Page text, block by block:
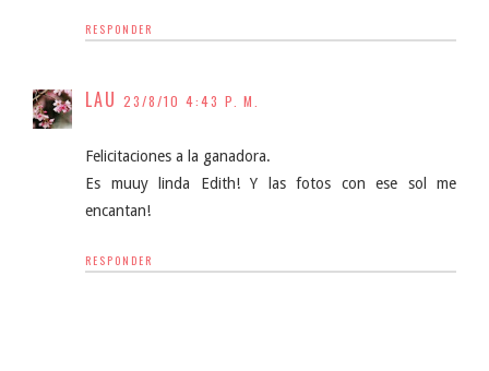
RESPONDER
LAU 23/8/10 4:43 P. M.
Felicitaciones a la ganadora.
Es muuy linda Edith! Y las fotos con ese sol me
encantan!
RESPONDER